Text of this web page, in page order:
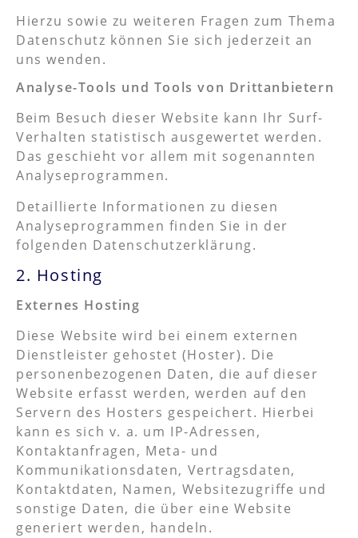
Hierzu sowie zu weiteren Fragen zum Thema
Datenschutz können Sie sich jederzeit an
uns wenden.
Analyse-Tools und Tools von Dritt­anbietern
Beim Besuch dieser Website kann Ihr Surf-
Verhalten statistisch ausgewertet werden.
Das geschieht vor allem mit sogenannten
Analyseprogrammen.
Detaillierte Informationen zu diesen
Analyseprogrammen finden Sie in der
folgenden Datenschutzerklärung.
2. Hosting
Externes Hosting
Diese Website wird bei einem externen
Dienstleister gehostet (Hoster). Die
personenbezogenen Daten, die auf dieser
Website erfasst werden, werden auf den
Servern des Hosters gespeichert. Hierbei
kann es sich v. a. um IP-Adressen,
Kontaktanfragen, Meta- und
Kommunikationsdaten, Vertragsdaten,
Kontaktdaten, Namen, Websitezugriffe und
sonstige Daten, die über eine Website
generiert werden, handeln.